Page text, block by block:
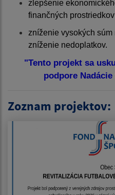
zlepšenie
finančných
zníženie vysokých
zníženie nedoplatkov.
"Tento projekt sa
podpore
Zoznam projektov: